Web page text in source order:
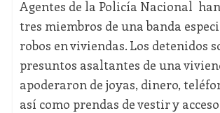
Agentes de la Policía Nacional
tres miembros de una banda
robos en viviendas. Los detenidos
presuntos asaltantes de una
apoderaron de joyas, dinero,
así como prendas de vestir y